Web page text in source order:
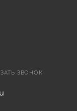
ЗВОНОК